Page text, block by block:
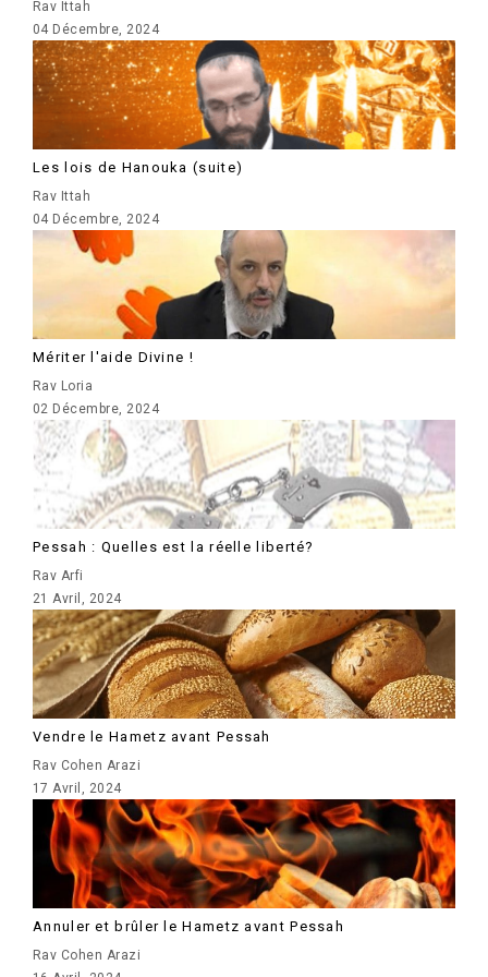
Rav Ittah
04 Décembre, 2024
Les lois de Hanouka (suite)
Rav Ittah
04 Décembre, 2024
Mériter l'aide Divine !
Rav Loria
02 Décembre, 2024
Pessah : Quelles est la réelle liberté?
Rav Arfi
21 Avril, 2024
Vendre le Hametz avant Pessah
Rav Cohen Arazi
17 Avril, 2024
Annuler et brûler le Hametz avant Pessah
Rav Cohen Arazi